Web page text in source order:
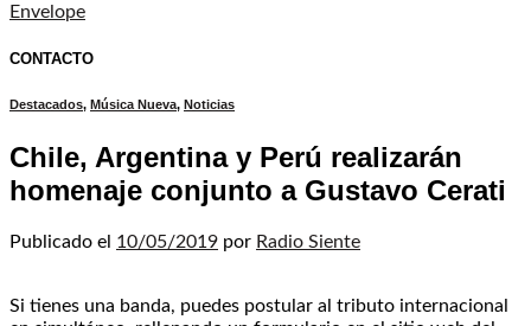
Envelope
CONTACTO
Destacados, Música Nueva, Noticias
Chile, Argentina y Perú realizarán
homenaje conjunto a Gustavo Cerati
Publicado el 10/05/2019 por Radio Siente
Si tienes una banda, puedes postular al tributo internacional